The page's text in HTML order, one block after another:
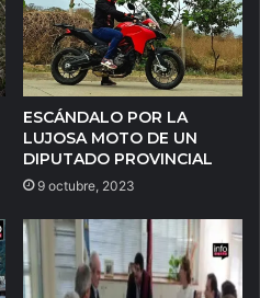
ESCÁNDALO POR LA
LUJOSA MOTO DE UN
DIPUTADO PROVINCIAL
9 octubre, 2023